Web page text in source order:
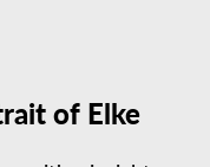
of Elke